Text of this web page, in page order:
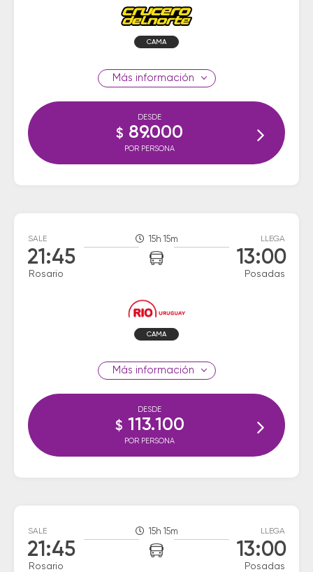
CAMA
información
DESDE
$ 89.000
POR PERSONA
SALE
21:45
Rosario
15h 15m LLEGA
13:00
Posadas
CAMA
información
DESDE
$ 113.100
POR PERSONA
SALE
21:45
Rosario
15h 15m LLEGA
13:00
Posadas